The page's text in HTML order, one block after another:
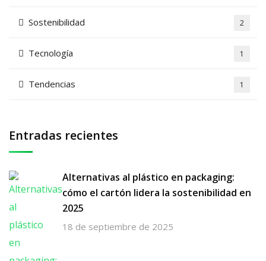
Sostenibilidad 2
Tecnología 1
Tendencias 1
Entradas recientes
Alternativas al plástico en packaging:
cómo el cartón lidera la sostenibilidad en
2025
18 de septiembre de 2025